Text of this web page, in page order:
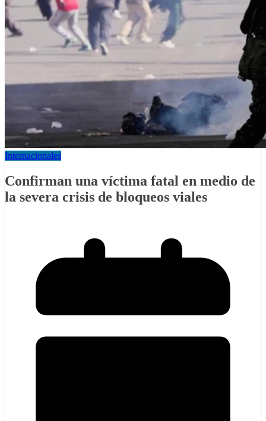
Internacionales
Confirman una víctima fatal en medio de
la severa crisis de bloqueos viales